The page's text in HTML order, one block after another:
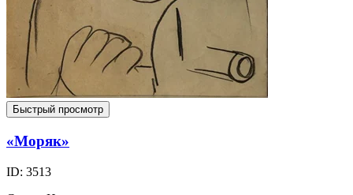
Быстрый просмотр
«Моряк»
ID: 3513